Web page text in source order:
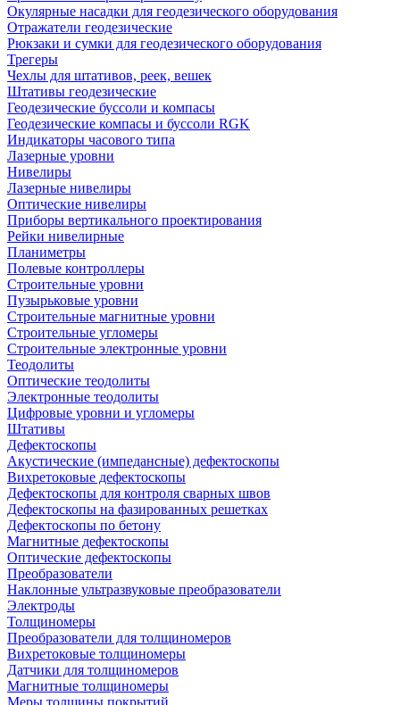
Окулярные насадки для геодезического оборудования
Отражатели геодезические
Рюкзаки и сумки для геодезического оборудования
Трегеры
Чехлы для штативов, реек, вешек
Штативы геодезические
Геодезические буссоли и компасы
Геодезические компасы и буссоли RGK
Индикаторы часового типа
Лазерные уровни
Нивелиры
Лазерные нивелиры
Оптические нивелиры
Приборы вертикального проектирования
Рейки нивелирные
Планиметры
Полевые контроллеры
Строительные уровни
Пузырьковые уровни
Строительные магнитные уровни
Строительные угломеры
Строительные электронные уровни
Теодолиты
Оптические теодолиты
Электронные теодолиты
Цифровые уровни и угломеры
Штативы
Дефектоскопы
Акустические (импедансные) дефектоскопы
Вихретоковые дефектоскопы
Дефектоскопы для контроля сварных швов
Дефектоскопы на фазированных решетках
Дефектоскопы по бетону
Магнитные дефектоскопы
Оптические дефектоскопы
Преобразователи
Наклонные ультразвуковые преобразователи
Электроды
Толщиномеры
Преобразователи для толщиномеров
Вихретоковые толщиномеры
Датчики для толщиномеров
Магнитные толщиномеры
Меры толщины покрытий